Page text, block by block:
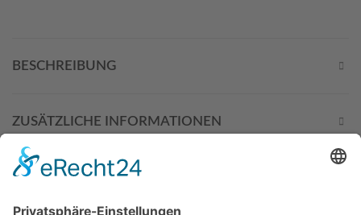
BESCHREIBUNG
ZUSÄTZLICHE INFORMATIONEN
DIESE PRODUKTE KÖNNTEN